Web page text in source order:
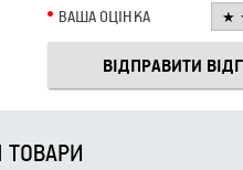
ВАША ОЦІНКА
ТОВАРИ